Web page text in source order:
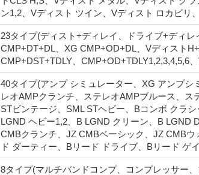
ン1,2、Vディスト ツイン、Vディスト ロカビリ
23タイプ(ディスト+ディレイ、ドライブ+ディ
CMP+DT+DL、XG CMP+OD+DL、Vディスト
CMP+DST+TDLY、CMP+OD+TDLY1,2,3,4,5,6
40タイプ(アンプ シミュレーター、XG アンプ
レオAMPクランチ、ステレオAMPブルース、
STビンテージ、SML STヘビー、Bコンボ クラ
LGND ヘビー1,2、B LGND クリーン、B LGND
CMBクランチ、JZ CMBベーシック、JZ CMB
ド ダーティー、Bリード ドライブ、Bリード ゲ
8タイプ(マルチバンドコンプ、コンプレッサー